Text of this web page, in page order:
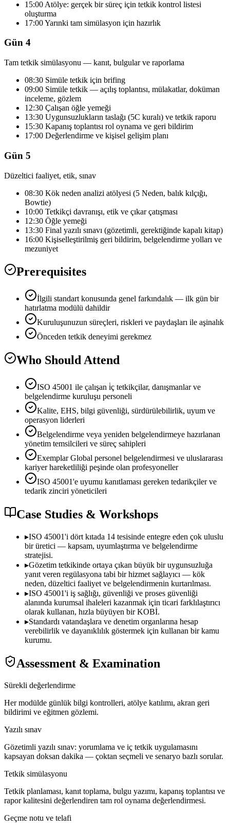
15:00 Atölye: gerçek bir süreç için tetkik kontrol listesi
oluşturma
17:00 Yarınki tam simülasyon için hazırlık
Gün 4
Tam tetkik simülasyonu — kanıt, bulgular ve raporlama
08:30 Simüle tetkik için brifing
09:00 Simüle tetkik — açılış toplantısı, mülakatlar, doküman
inceleme, gözlem
12:30 Çalışan öğle yemeği
13:30 Uygunsuzlukların taslağı (5C kuralı) ve tetkik raporu
15:30 Kapanış toplantısı rol oynama ve geri bildirim
17:00 Değerlendirme ve kişisel gelişim planı
Gün 5
Düzeltici faaliyet, etik, sınav
08:30 Kök neden analizi atölyesi (5 Neden, balık kılçığı,
Bowtie)
10:00 Tetkikçi davranışı, etik ve çıkar çatışması
12:30 Öğle yemeği
13:30 Final yazılı sınavı (gözetimli, gerektiğinde kapalı kitap)
16:00 Kişiselleştirilmiş geri bildirim, belgelendirme yolları ve
mezuniyet
Prerequisites
İlgili standart konusunda genel farkındalık — ilk gün bir
hatırlatma modülü dahildir
Kuruluşunuzun süreçleri, riskleri ve paydaşları ile aşinalık
Önceden tetkik deneyimi gerekmez
Who Should Attend
ISO 45001 ile çalışan i̇ç tetkikçilar, danışmanlar ve
belgelendirme kuruluşu personeli
Kalite, EHS, bilgi güvenliği, sürdürülebilirlik, uyum ve
operasyon liderleri
Belgelendirme veya yeniden belgelendirmeye hazırlanan
yönetim temsilcileri ve süreç sahipleri
Exemplar Global personel belgelendirmesi ve uluslararası
kariyer hareketliliği peşinde olan profesyoneller
ISO 45001'e uyumu kanıtlaması gereken tedarikçiler ve
tedarik zinciri yöneticileri
Case Studies & Workshops
▸ISO 45001'i dört kıtada 14 tesisinde entegre eden çok uluslu
bir üretici — kapsam, uyumlaştırma ve belgelendirme
stratejisi.
▸Gözetim tetkikinde ortaya çıkan büyük bir uygunsuzluğa
yanıt veren regülasyona tabi bir hizmet sağlayıcı — kök
neden, düzeltici faaliyet ve belgelendirmenin kurtarılması.
▸ISO 45001'i iş sağlığı, güvenliği ve proses güvenliği
alanında kurumsal ihaleleri kazanmak için ticari farklılaştırıcı
olarak kullanan, hızla büyüyen bir KOBİ.
▸Standardı vatandaşlara ve denetim organlarına hesap
verebilirlik ve dayanıklılık göstermek için kullanan bir kamu
kurumu.
Assessment & Examination
Sürekli değerlendirme
Her modülde günlük bilgi kontrolleri, atölye katılımı, akran geri
bildirimi ve eğitmen gözlemi.
Yazılı sınav
Gözetimli yazılı sınav: yorumlama ve iç tetkik uygulamasını
kapsayan doksan dakika — çoktan seçmeli ve senaryo bazlı sorular.
Tetkik simülasyonu
Tetkik planlaması, kanıt toplama, bulgu yazımı, kapanış toplantısı ve
rapor kalitesini değerlendiren tam rol oynama değerlendirmesi.
Geçme notu ve telafi